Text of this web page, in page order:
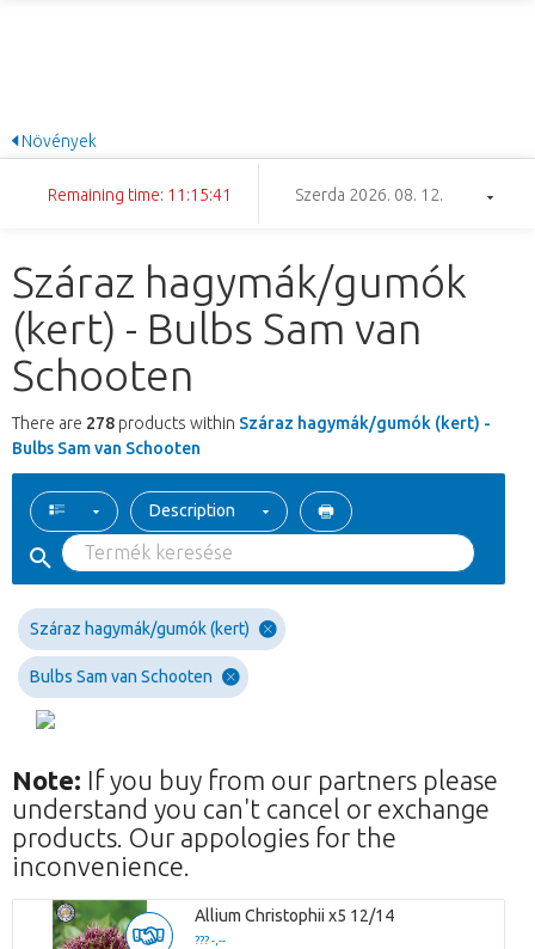
Növények
Remaining time: 11:15:40 Szerda 2026. 08. 12.
Száraz hagymák/gumók
(kert) - Bulbs Sam van
Schooten
There are 278 products within Száraz hagymák/gumók (kert) -
Bulbs Sam van Schooten
Description
Száraz hagymák/gumók (kert)
Bulbs Sam van Schooten
Note: If you buy from our partners please
understand you can't cancel or exchange
products. Our appologies for the
inconvenience.
Allium Christophii x5 12/14
??? -,--